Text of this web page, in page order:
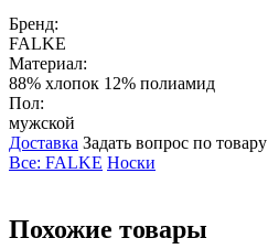
Бренд:
FALKE
Материал:
88% хлопок 12% полиамид
Пол:
мужской
Доставка Задать вопрос по товару
Все: FALKE Носки
Похожие товары